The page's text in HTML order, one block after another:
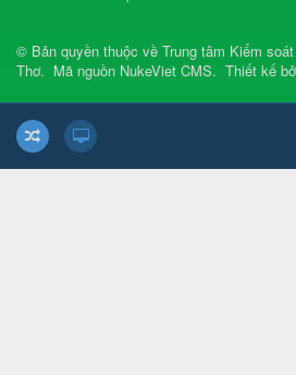
© Bản quyền thuộc về Trung tâm Kiểm
Thơ. Mã nguồn NukeViet CMS. Thiết kế